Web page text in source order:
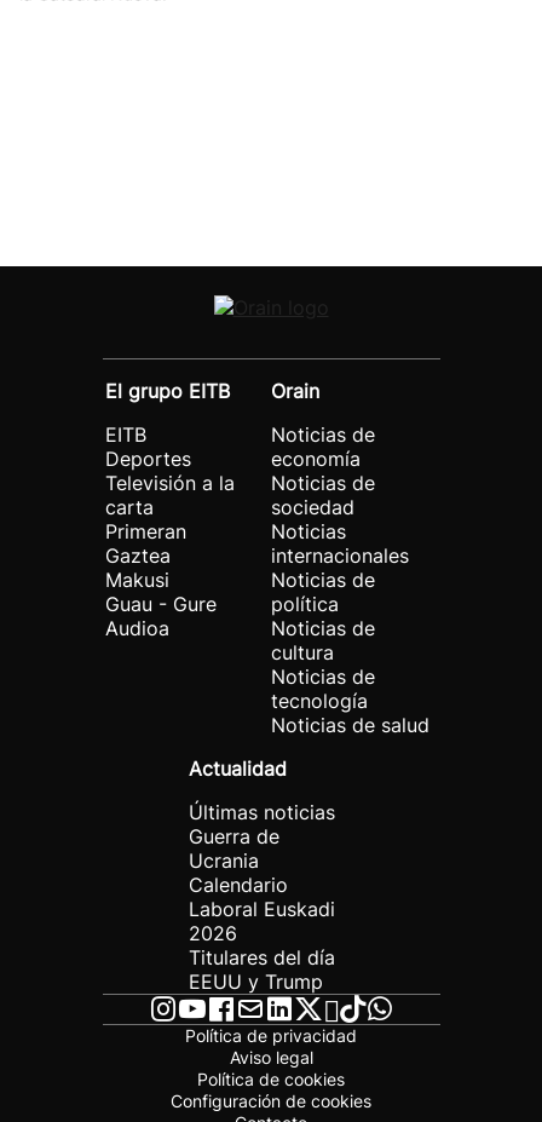
El grupo EITB
EITB
Deportes
Televisión a la
carta
Primeran
Gaztea
Makusi
Guau - Gure
Audioa
Orain
Noticias de
economía
Noticias de
sociedad
Noticias
internacionales
Noticias de
política
Noticias de
cultura
Noticias de
tecnología
Noticias de salud
Actualidad
Últimas noticias
Guerra de
Ucrania
Calendario
Laboral Euskadi
2026
Titulares del día
EEUU y Trump
Política de privacidad
Aviso legal
Política de cookies
Configuración de cookies